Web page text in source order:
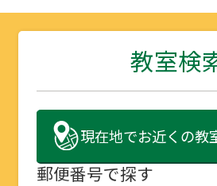
教室検
現在地でお近くの教
郵便番号で探す